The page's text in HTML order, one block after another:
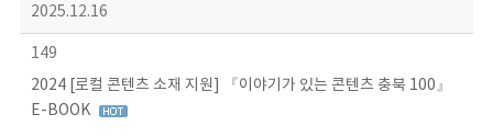
2025.12.16
149
2024 [로컬 콘텐츠 소재 지원] 『이야기가 있는 콘텐츠 충북 100』
E-BOOK